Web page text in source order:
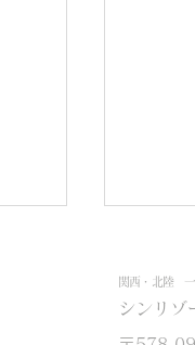
関西・北陸
シンリゾ